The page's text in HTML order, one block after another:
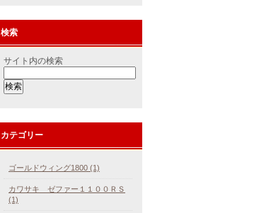
検索
サイト内の検索
カテゴリー
ゴールドウィング1800 (1)
カワサキ ゼファー１１００ＲＳ
(1)